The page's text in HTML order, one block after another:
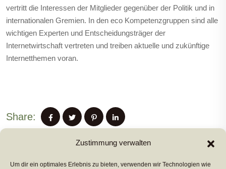
Zustimmung verwalten
Um dir ein optimales Erlebnis zu bieten, verwenden wir Technologien wie
vertritt die Interessen der Mitglieder gegenüber der Politik und in
internationalen Gremien. In den eco Kompetenzgruppen sind alle
wichtigen Experten und Entscheidungsträger der
Internetwirtschaft vertreten und treiben aktuelle und zukünftige
Internetthemen voran.
Share:
PREVIUS POST